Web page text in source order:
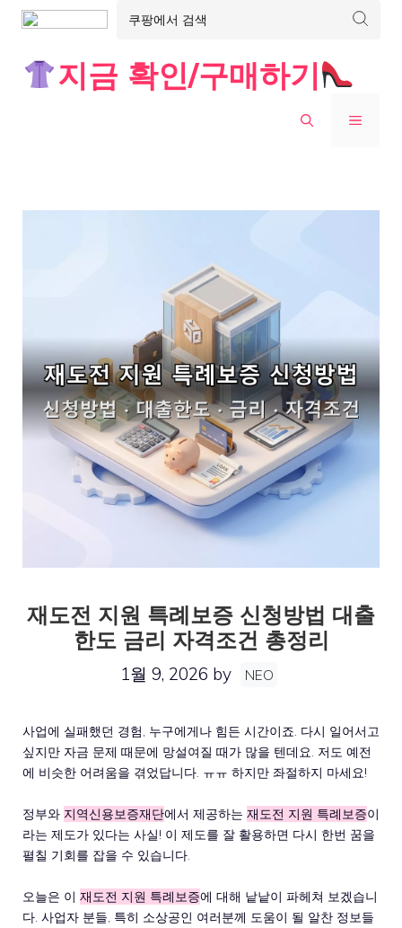
지금 확인/구매하기
MENU
재도전 지원 특례보증 신청방법 대출
한도 금리 자격조건 총정리
1월 9, 2026 by NEO
사업에 실패했던 경험, 누구에게나 힘든 시간이죠. 다시 일어서고
싶지만 자금 문제 때문에 망설여질 때가 많을 텐데요. 저도 예전
에 비슷한 어려움을 겪었답니다. ㅠㅠ 하지만 좌절하지 마세요!
정부와 지역신용보증재단에서 제공하는 재도전 지원 특례보증이
라는 제도가 있다는 사실! 이 제도를 잘 활용하면 다시 한번 꿈을
펼칠 기회를 잡을 수 있습니다.
오늘은 이 재도전 지원 특례보증에 대해 낱낱이 파헤쳐 보겠습니
다. 사업자 분들, 특히 소상공인 여러분께 도움이 될 알찬 정보들